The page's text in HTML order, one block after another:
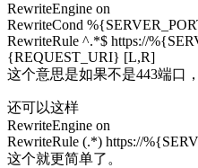
RewriteEngine on
RewriteCond
RewriteRule ^.*$ https://
{REQUEST_URI} [L,R]
这个意思是如果不是443端口
还可以这样
RewriteEngine on
RewriteRule (.*) https://
这个就更简单了。